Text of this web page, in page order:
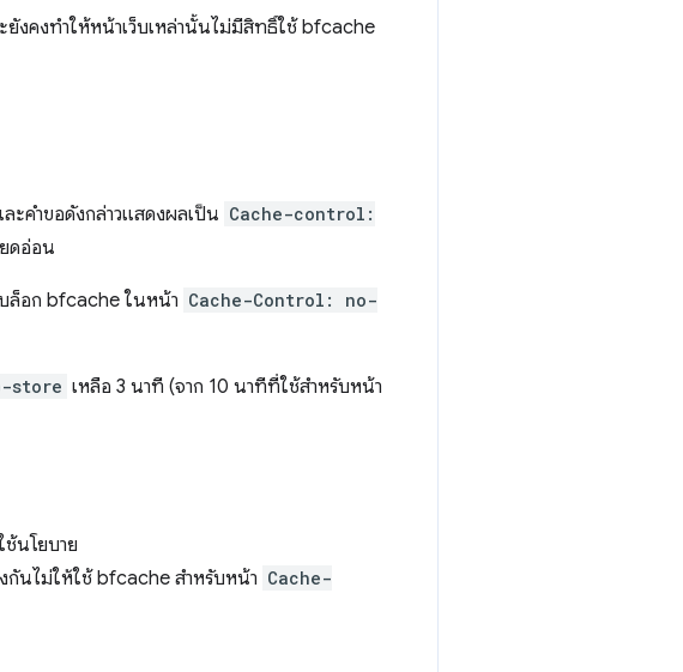
ยังคงทำให้หน้าเว็บเหล่านั้นไม่มีสิทธิ์ใช้ bfcache
ะคำขอดังกล่าวแสดงผลเป็น Cache-control:
ดอ่อน
ล็อก bfcache ในหน้า Cache-Control: no-
store เหลือ 3 นาที (จาก 10 นาทีที่ใช้สำหรับหน้า
นโยบาย
กันไม่ให้ใช้ bfcache สำหรับหน้า Cache-